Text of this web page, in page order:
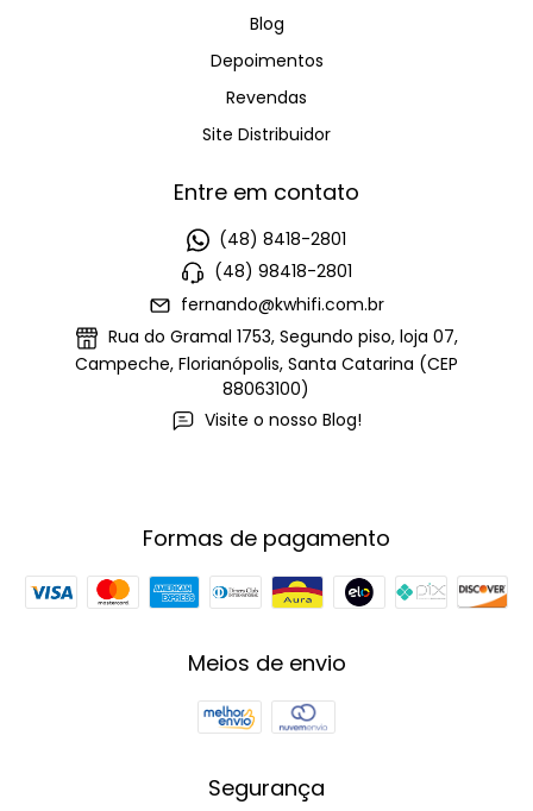
Blog
Depoimentos
Revendas
Site Distribuidor
Entre em contato
(48) 8418-2801
(48) 98418-2801
fernando@kwhifi.com.br
Rua do Gramal 1753, Segundo piso, loja 07,
Campeche, Florianópolis, Santa Catarina (CEP
88063100)
Visite o nosso Blog!
Formas de pagamento
Meios de envio
Segurança